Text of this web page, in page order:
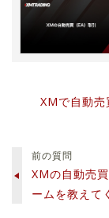
前の質問
XMの自動売
ームを教えて
XMで自動売